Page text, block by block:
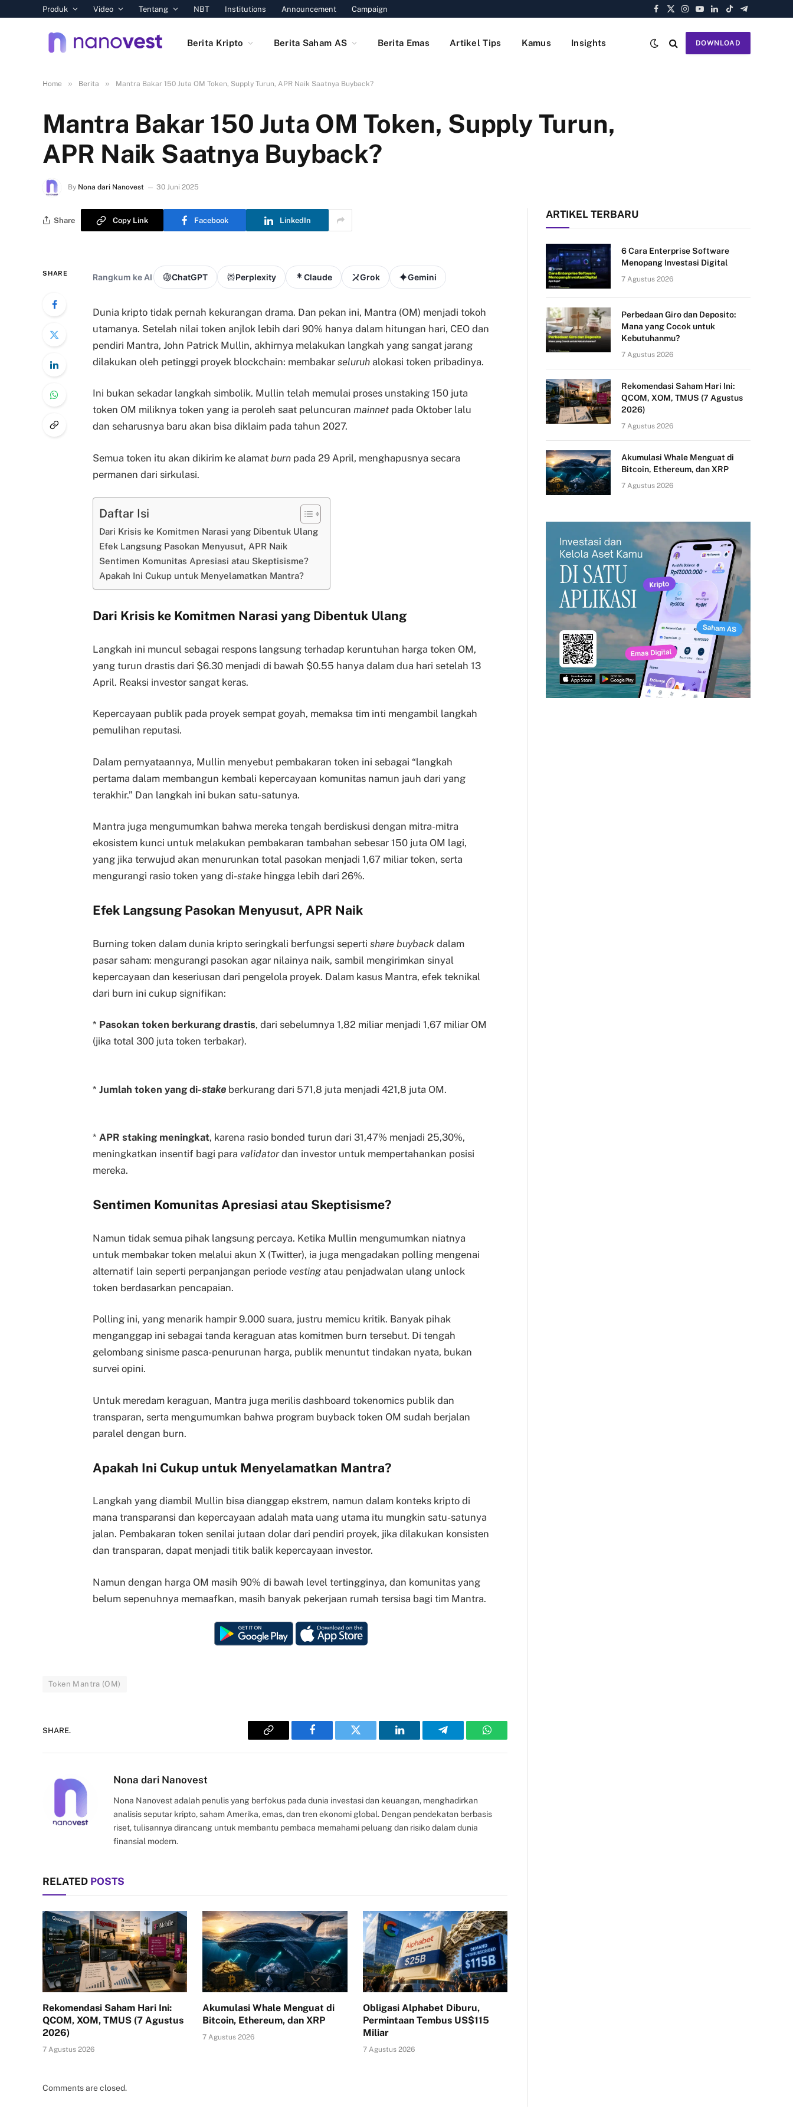
Produk Video Tentang NBT Institutions Announcement Campaign
Facebook
X
Instagram
YouTube
LinkedIn
TikTokTelegram
Berita Kripto Berita Saham AS Berita Emas Artikel Tips Kamus Insights DOWNLOAD
Home » Berita » Mantra Bakar 150 Juta OM Token, Supply Turun, APR Naik Saatnya Buyback?
Mantra Bakar 150 Juta OM Token, Supply Turun,
APR Naik Saatnya Buyback?
By Nona dari Nanovest 30 Juni 2025
Share Copy Link Facebook LinkedIn
SHARE Rangkum ke AI ChatGPT Perplexity Claude Grok Gemini
Dunia kripto tidak pernah kekurangan drama. Dan pekan ini, Mantra (OM) menjadi tokoh
utamanya. Setelah nilai token anjlok lebih dari 90% hanya dalam hitungan hari, CEO dan
pendiri Mantra, John Patrick Mullin, akhirnya melakukan langkah yang sangat jarang
dilakukan oleh petinggi proyek blockchain: membakar seluruh alokasi token pribadinya.
Ini bukan sekadar langkah simbolik. Mullin telah memulai proses unstaking 150 juta
token OM miliknya token yang ia peroleh saat peluncuran mainnet pada Oktober lalu
dan seharusnya baru akan bisa diklaim pada tahun 2027.
Semua token itu akan dikirim ke alamat burn pada 29 April, menghapusnya secara
permanen dari sirkulasi.
Daftar Isi
Dari Krisis ke Komitmen Narasi yang Dibentuk Ulang
Efek Langsung Pasokan Menyusut, APR Naik
Sentimen Komunitas Apresiasi atau Skeptisisme?
Apakah Ini Cukup untuk Menyelamatkan Mantra?
Dari Krisis ke Komitmen Narasi yang Dibentuk Ulang
Langkah ini muncul sebagai respons langsung terhadap keruntuhan harga token OM,
yang turun drastis dari $6.30 menjadi di bawah $0.55 hanya dalam dua hari setelah 13
April. Reaksi investor sangat keras.
Kepercayaan publik pada proyek sempat goyah, memaksa tim inti mengambil langkah
pemulihan reputasi.
Dalam pernyataannya, Mullin menyebut pembakaran token ini sebagai “langkah
pertama dalam membangun kembali kepercayaan komunitas namun jauh dari yang
terakhir.” Dan langkah ini bukan satu-satunya.
Mantra juga mengumumkan bahwa mereka tengah berdiskusi dengan mitra-mitra
ekosistem kunci untuk melakukan pembakaran tambahan sebesar 150 juta OM lagi,
yang jika terwujud akan menurunkan total pasokan menjadi 1,67 miliar token, serta
mengurangi rasio token yang di-stake hingga lebih dari 26%.
Efek Langsung Pasokan Menyusut, APR Naik
Burning token dalam dunia kripto seringkali berfungsi seperti share buyback dalam
pasar saham: mengurangi pasokan agar nilainya naik, sambil mengirimkan sinyal
kepercayaan dan keseriusan dari pengelola proyek. Dalam kasus Mantra, efek teknikal
dari burn ini cukup signifikan:
* Pasokan token berkurang drastis, dari sebelumnya 1,82 miliar menjadi 1,67 miliar OM
(jika total 300 juta token terbakar).
* Jumlah token yang di-stake berkurang dari 571,8 juta menjadi 421,8 juta OM.
* APR staking meningkat, karena rasio bonded turun dari 31,47% menjadi 25,30%,
meningkatkan insentif bagi para validatordan investor untuk mempertahankan posisi
mereka.
Sentimen Komunitas Apresiasi atau Skeptisisme?
Namun tidak semua pihak langsung percaya. Ketika Mullin mengumumkan niatnya
untuk membakar token melalui akun X (Twitter), ia juga mengadakan polling mengenai
alternatif lain seperti perpanjangan periode vesting atau penjadwalan ulang unlock
token berdasarkan pencapaian.
Polling ini, yang menarik hampir 9.000 suara, justru memicu kritik. Banyak pihak
menganggap ini sebagai tanda keraguan atas komitmen burn tersebut. Di tengah
gelombang sinisme pasca-penurunan harga, publik menuntut tindakan nyata, bukan
survei opini.
Untuk meredam keraguan, Mantra juga merilis dashboard tokenomics publik dan
transparan, serta mengumumkan bahwa program buyback token OM sudah berjalan
paralel dengan burn.
Apakah Ini Cukup untuk Menyelamatkan Mantra?
Langkah yang diambil Mullin bisa dianggap ekstrem, namun dalam konteks kripto di
mana transparansi dan kepercayaan adalah mata uang utama itu mungkin satu-satunya
jalan. Pembakaran token senilai jutaan dolar dari pendiri proyek, jika dilakukan konsisten
dan transparan, dapat menjadi titik balik kepercayaan investor.
Namun dengan harga OM masih 90% di bawah level tertingginya, dan komunitas yang
belum sepenuhnya memaafkan, masih banyak pekerjaan rumah tersisa bagi tim Mantra.
Token Mantra (OM)
SHARE.
Copy
Facebook Twitter LinkedIn Telegram WhatsApp
Nona dari Nanovest
Nona Nanovest adalah penulis yang berfokus pada dunia investasi dan keuangan, menghadirkan
analisis seputar kripto, saham Amerika, emas, dan tren ekonomi global. Dengan pendekatan berbasis
riset, tulisannya dirancang untuk membantu pembaca memahami peluang dan risiko dalam dunia
finansial modern.
RELATED POSTS
Rekomendasi Saham Hari Ini:
QCOM, XOM, TMUS (7 Agustus
2026)
7 Agustus 2026
Akumulasi Whale Menguat di
Bitcoin, Ethereum, dan XRP
7 Agustus 2026
Obligasi Alphabet Diburu,
Permintaan Tembus US$115
Miliar
7 Agustus 2026
Comments are closed.
ARTIKEL TERBARU
6 Cara Enterprise Software
Menopang Investasi Digital
7 Agustus 2026
Perbedaan Giro dan Deposito:
Mana yang Cocok untuk
Kebutuhanmu?
7 Agustus 2026
Rekomendasi Saham Hari Ini:
QCOM, XOM, TMUS (7 Agustus
2026)
7 Agustus 2026
Akumulasi Whale Menguat di
Bitcoin, Ethereum, dan XRP
7 Agustus 2026